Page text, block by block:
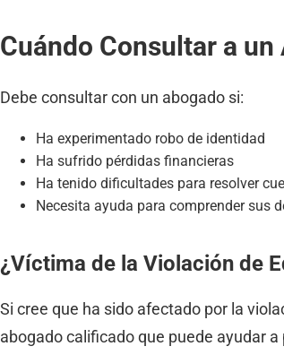
Cuándo Consultar a un
Debe consultar con un abogado si:
Ha experimentado robo de identidad
Ha sufrido pérdidas financieras
Ha tenido dificultades para resolver
Necesita ayuda para comprender sus
¿Víctima de la Violación de
Si cree que ha sido afectado por la
abogado calificado que puede ayudar